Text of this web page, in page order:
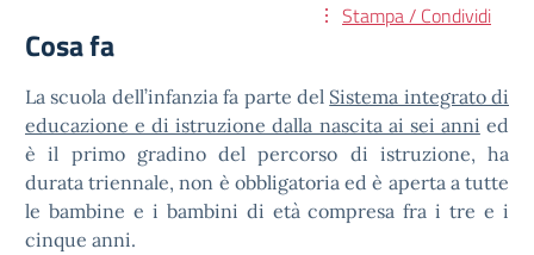
Stampa / Condividi
Cosa fa
La scuola dell’infanzia fa parte del Sistema integrato di
educazione e di istruzione dalla nascita ai sei anni ed
è il primo gradino del percorso di istruzione, ha
durata triennale, non è obbligatoria ed è aperta a tutte
le bambine e i bambini di età compresa fra i tre e i
cinque anni.